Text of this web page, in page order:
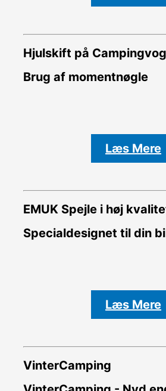
Hjulskift på
Brug af momentnøgle
Læs Mere
EMUK Spejle i høj
Specialdesignet til din
Læs Mere
VinterCamping